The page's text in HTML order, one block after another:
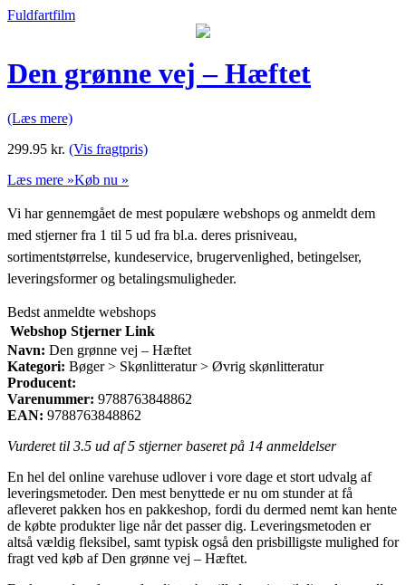
Fuldfartfilm
Den grønne vej – Hæftet
(Læs mere)
299.95 kr. (Vis fragtpris)
Læs mere »Køb nu »
Vi har gennemgået de mest populære webshops og anmeldt dem
med stjerner fra 1 til 5 ud fra bl.a. deres prisniveau,
sortimentstørrelse, kundeservice, brugervenlighed, betingelser,
leveringsformer og betalingsmuligheder.
Bedst anmeldte webshops
Webshop Stjerner Link
Navn: Den grønne vej – Hæftet
Kategori: Bøger > Skønlitteratur > Øvrig skønlitteratur
Producent:
Varenummer: 9788763848862
EAN: 9788763848862
Vurderet til 3.5 ud af 5 stjerner baseret på 14 anmeldelser
En hel del online varehuse udlover i vore dage et stort udvalg af
leveringsmetoder. Den mest benyttede er nu om stunder at få
afleveret pakken hos en pakkeshop, fordi du dermed nemt kan hente
de købte produkter lige når det passer dig. Leveringsmetoden er
altså vældig fleksibel, samt typisk også den prisbilligste mulighed for
fragt ved køb af Den grønne vej – Hæftet.